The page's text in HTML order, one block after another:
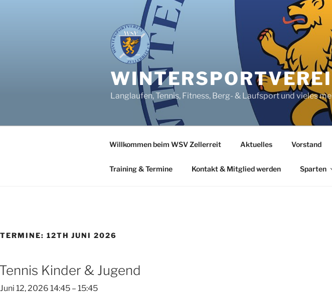
Langlaufen, Tennis, Fitness, Berg- & Laufsport und vieles
Willkommen beim WSV Zellerreit Aktuelles Vorstand
Training & Termine Kontakt & Mitglied werden Sparten
TERMINE: 12TH JUNI 2026
Kinder & Jugend
Juni 12, 2026 14:45 – 15:45